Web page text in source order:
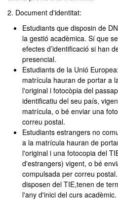
2. Document d'identitat:
Estudiants que disposin de
la gestió acadèmica. Sí que
efectes d’identificació si han
presencial.
Estudiants de la Unió
matrícula hauran de portar a
l'original i fotocòpia del
identificatiu del seu país,
matrícula, o bé enviar una
correu postal.
Estudiants estrangers no
a la matrícula hauran de
l'original i una fotocopia del
d'estrangers) vigent, o bé
compulsada per correu
disposen del TIE,tenen de
l'any d'inici del curs acadèmic.